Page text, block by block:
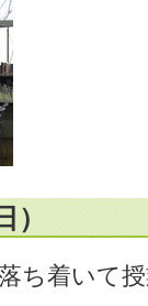
ち着いて